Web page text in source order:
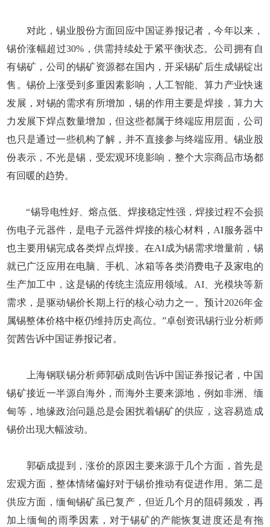
对此，锡业股份方面回应中国证券报记者，今年以来，
锡价涨幅超过30%，供需持续处于紧平衡状态。公司拥有自
有锡矿，公司的锡矿资源都在国内，开采锡矿后生成锡锭出
售。锡价上涨受到多重因素影响，人工智能、算力产业快速
发展，对锡的需求有所增加，锡的作用主要是焊接，算力大
力发展下焊点数量增加，但这些都属于终端应用层面，公司
也只是通过一些机构了解，并不直接参与终端应用。锡业股
份表示，不光是锡，受宏观环境影响，整个大宗商品市场都
有回暖的趋势。
“锡导电性好、熔点低、焊接稳定性强，焊接过程不会损
伤电子元器件，是电子元器件焊接的核心材料，AI服务器中
也主要用锡完成各类焊点焊接。在AI成为锡需求增量前，锡
就已广泛应用在电脑、手机、冰箱等各类消费电子及家电的
生产加工中，这是锡的传统主流应用领域。AI、光模块等新
需求，是驱动锡价长期上行的核心动力之一。预计2026年金
属锡整体价格中枢仍维持历史高位。”卓创资讯锡行业分析师
贺茜告诉中国证券报记者。
上海钢联锡分析师郭砺成则告诉中国证券报记者，中国
锡矿接近一半源自海外，而海外主要来源地，例如非洲、缅
甸等，地缘政治问题总是会困扰着锡矿的供应，这容易造成
锡价出现大幅波动。
郭砺成提到，涨价的原因主要来源于几个方面，首先是
宏观方面，整体情绪偏好对于锡价推动有促进作用。第二是
供应方面，缅甸锡矿虽已复产，但近几个月的阻碍频发，再
加上缅甸的雨季因素，对于锡矿的产能恢复进度还是有拖